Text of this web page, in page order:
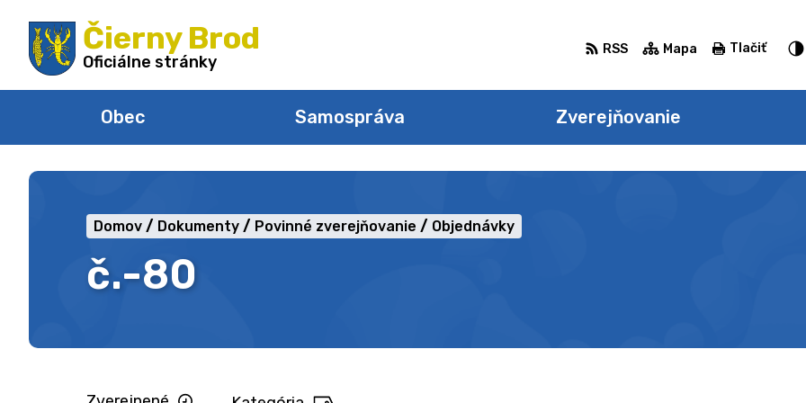
na
obsah
Čierny Brod
Oficiálne stránky
Obec Samospráva Zverejňovanie
RSS Mapa Tlačiť
č.-80
Domov Dokumenty Povinné zverejňovanie Objednávky